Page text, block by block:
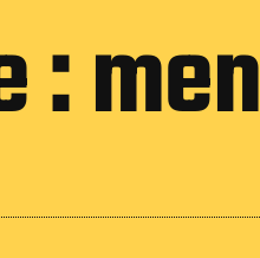
: